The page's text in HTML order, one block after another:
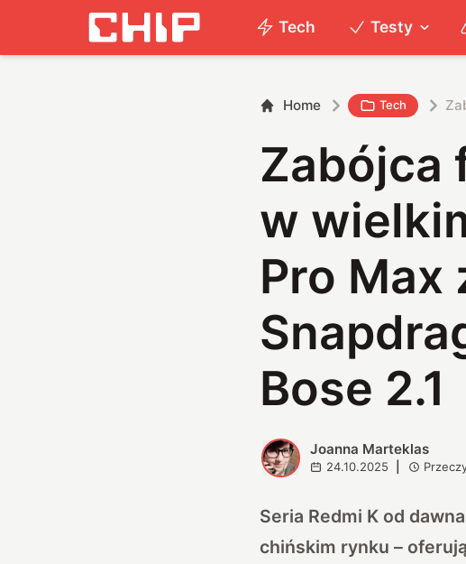
Tech Testy
Home Tech
Zabójca
w
Pro Max
Bose 2.1
J Joanna Marteklas
24.10.2025
Seria Redmi K od
chińskim rynku –